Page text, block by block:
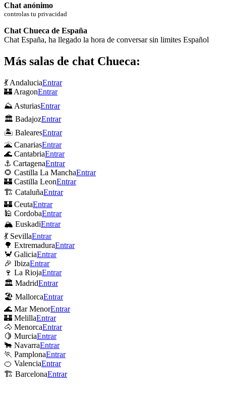
Chat anónimo
controlas tu privacidad
Chat Chueca de España
Chat España, ha llegado la hora de conversar sin limites Español
Más salas de chat Chueca:
💃 AndaluciaEntrar
🏰 AragonEntrar
⛰ AsturiasEntrar
🏛 BadajozEntrar
🏝 BalearesEntrar
🌋 CanariasEntrar
🌊 CantabriaEntrar
⚓ CartagenaEntrar
🌻 Castilla La ManchaEntrar
🏰 Castilla LeonEntrar
🏗 CataluñaEntrar
🏰 CeutaEntrar
🕌 CordobaEntrar
🏔 EuskadiEntrar
💃 SevillaEntrar
🌳 ExtremaduraEntrar
🦀 GaliciaEntrar
🎉 IbizaEntrar
🍷 La RiojaEntrar
🏛 MadridEntrar
🏖 MallorcaEntrar
🌊 Mar MenorEntrar
🏰 MelillaEntrar
🐴 MenorcaEntrar
🍋 MurciaEntrar
🐂 NavarraEntrar
🏃 PamplonaEntrar
🍊 ValenciaEntrar
🏗 BarcelonaEntrar